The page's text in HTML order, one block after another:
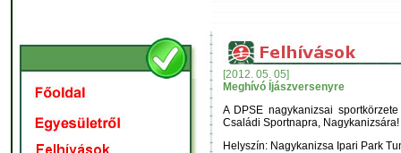
[2012. 05. 05]
Meghívó Íjászversenyre
A DPSE nagykanizsai
Családi Sportnapra, Nagykanizsára!
Helyszín: Nagykanizsa Ipari Park